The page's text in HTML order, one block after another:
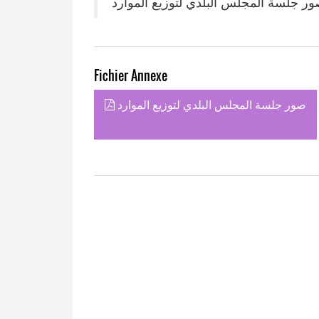
Fichier Annexe
صور جلسة المجلس البلدي لتوزيع الموارد